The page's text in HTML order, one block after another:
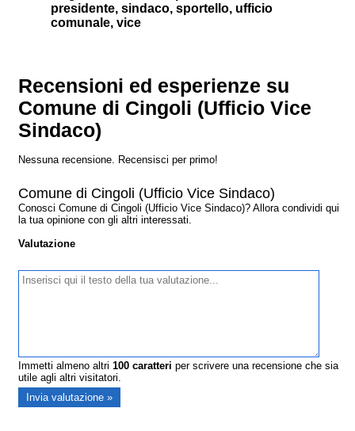
presidente, sindaco, sportello, ufficio
comunale, vice
Recensioni ed esperienze su
Comune di Cingoli (Ufficio Vice
Sindaco)
Nessuna recensione. Recensisci per primo!
Comune di Cingoli (Ufficio Vice Sindaco)
Conosci Comune di Cingoli (Ufficio Vice Sindaco)? Allora condividi qui
la tua opinione con gli altri interessati.
Valutazione
Immetti almeno altri100 caratteri per scrivere una recensione che sia
utile agli altri visitatori.